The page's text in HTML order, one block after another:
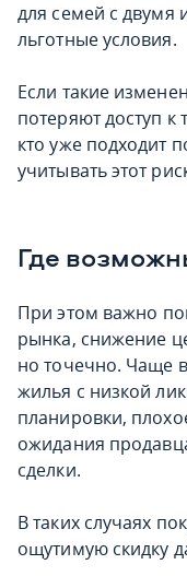
для семей с двумя
льготные условия.
Если такие
потеряют доступ к
кто уже подходит
учитывать этот
Где
При этом важно
рынка, снижение
но точечно. Чаще
жилья с низкой
планировки,
ожидания
сделки.
В таких случаях
ощутимую скидку